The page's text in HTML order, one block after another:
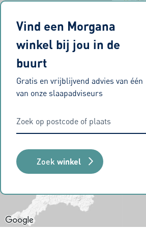
Vind een Morgana
winkel bij jou in de
buurt
Gratis en vrijblijvend advies van één
van onze slaapadviseurs
Zoek winkel